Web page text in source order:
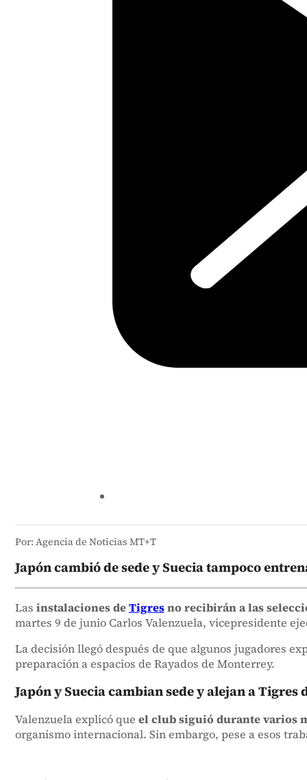
Por: Agencia de Noticias MT+T
Japón cambió de sede y Suecia tampoco
Las instalaciones deTigresno recibirán a las
martes 9 de junio Carlos Valenzuela, vicepresidente
La decisión llegó después de que algunos jugadores
preparación a espacios de Rayados de Monterrey.
Japón y Suecia cambian sede y alejan a Tigres
Valenzuela explicó que el club siguió durante varios
organismo internacional. Sin embargo, pese a esos